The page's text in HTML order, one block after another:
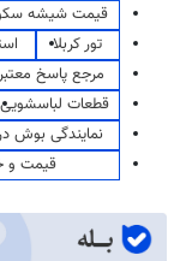
قیمت شیشه
تور کربلا
مرجع پاسخ
قطعات لباسشویی
نمایندگی بوش
قیمت و